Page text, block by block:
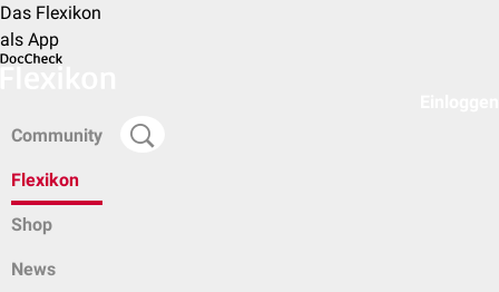
Das Flexikon
als App
Community
Flexikon
Shop
News